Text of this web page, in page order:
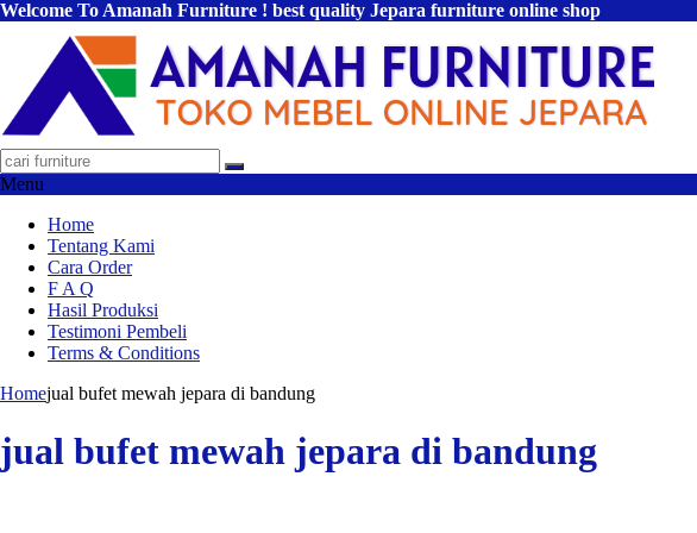
Welcome To Amanah Furniture ! best quality Jepara furniture online shop
Menu
Home
Tentang Kami
Cara Order
F A Q
Hasil Produksi
Testimoni Pembeli
Terms & Conditions
Homejual bufet mewah jepara di bandung
jual bufet mewah jepara di bandung